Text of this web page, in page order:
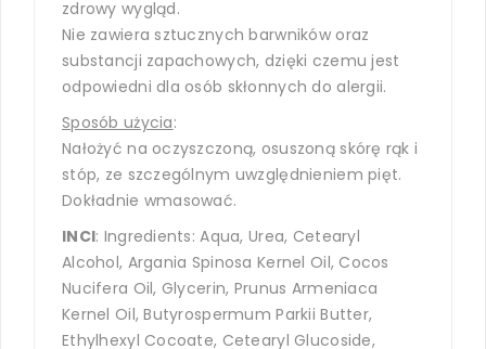
zdrowy wygląd.
Nie zawiera sztucznych barwników oraz
substancji zapachowych, dzięki czemu jest
odpowiedni dla osób skłonnych do alergii.
Sposób użycia:
Nałożyć na oczyszczoną, osuszoną skórę rąk i
stóp, ze szczególnym uwzględnieniem pięt.
Dokładnie wmasować.
INCI: Ingredients: Aqua, Urea, Cetearyl
Alcohol, Argania Spinosa Kernel Oil, Cocos
Nucifera Oil, Glycerin, Prunus Armeniaca
Kernel Oil, Butyrospermum Parkii Butter,
Ethylhexyl Cocoate, Cetearyl Glucoside,